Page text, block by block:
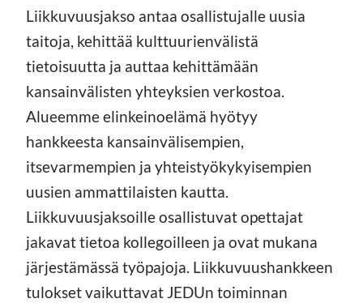
Liikkuvuusjakso antaa osallistujalle uusia
taitoja, kehittää kulttuurienvälistä
tietoisuutta ja auttaa kehittämään
kansainvälisten yhteyksien verkostoa.
Alueemme elinkeinoelämä hyötyy
hankkeesta kansainvälisempien,
itsevarmempien ja yhteistyökykyisempien
uusien ammattilaisten kautta.
Liikkuvuusjaksoille osallistuvat opettajat
jakavat tietoa kollegoilleen ja ovat mukana
järjestämässä työpajoja. Liikkuvuushankkeen
tulokset vaikuttavat JEDUn toiminnan